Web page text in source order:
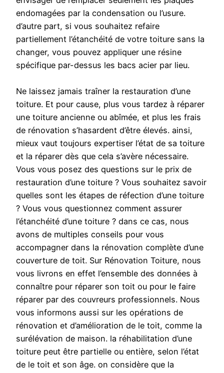
endomagées par la condensation ou l’usure.
d’autre part, si vous souhaitez refaire
partiellement l’étanchéité de votre toiture sans la
changer, vous pouvez appliquer une résine
spécifique par-dessus les bacs acier par lieu.
Ne laissez jamais traîner la restauration d’une
toiture. Et pour cause, plus vous tardez à réparer
une toiture ancienne ou abîmée, et plus les frais
de rénovation s’hasardent d’être élevés. ainsi,
mieux vaut toujours expertiser l’état de sa toiture
et la réparer dès que cela s’avère nécessaire.
Vous vous posez des questions sur le prix de
restauration d’une toiture ? Vous souhaitez savoir
quelles sont les étapes de réfection d’une toiture
? Vous vous questionnez comment assurer
l’étanchéité d’une toiture ? dans ce cas, nous
avons de multiples conseils pour vous
accompagner dans la rénovation complète d’une
couverture de toit. Sur Rénovation Toiture, nous
vous livrons en effet l’ensemble des données à
connaître pour réparer son toit ou pour le faire
réparer par des couvreurs professionnels. Nous
vous informons aussi sur les opérations de
rénovation et d’amélioration de le toit, comme la
surélévation de maison. la réhabilitation d’une
toiture peut être partielle ou entière, selon l’état
de le toit et son âge. on considère que la